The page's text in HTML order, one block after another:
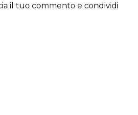
il tuo commento e condividi